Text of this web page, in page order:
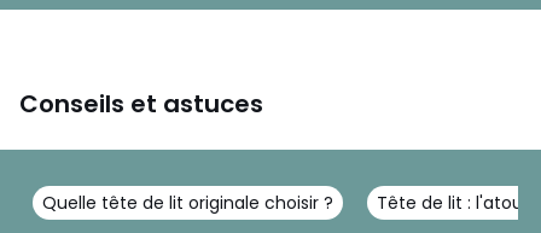
Conseils et astuces
Quelle tête de lit originale choisir ? Tête de lit : l'atout